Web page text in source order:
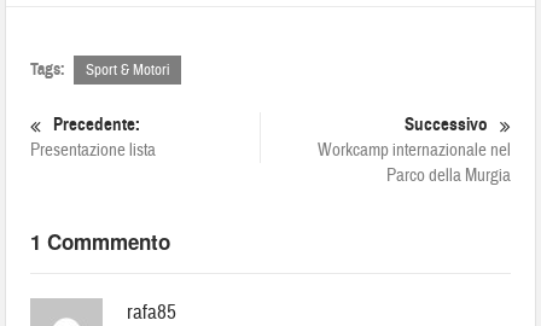
Tags: Sport & Motori
Precedente:
Presentazione lista
Successivo
Workcamp internazionale nel
Parco della Murgia
1 Commmento
rafa85